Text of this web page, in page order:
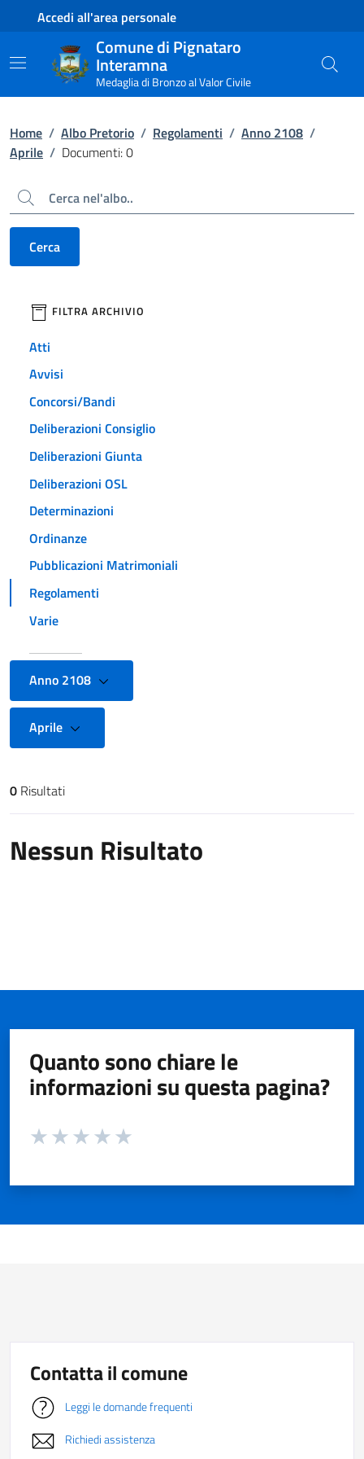
Contenuto principale
Piede di paginaAccedi all'area personale
Comune di Pignataro
Interamna
Medaglia di Bronzo al Valor Civile
Home / Albo Pretorio / Regolamenti / Anno 2108 /
Aprile / Documenti: 0
Cerca
Cerca
filtri da applicare
FILTRA ARCHIVIO
Atti
Avvisi
Concorsi/Bandi
Deliberazioni Consiglio
Deliberazioni Giunta
Deliberazioni OSL
Determinazioni
Ordinanze
Pubblicazioni Matrimoniali
Regolamenti
Varie
Anno 2108
Aprile
Risultati di ricerca
0 Risultati
Nessun Risultato
Quanto sono chiare le
informazioni su questa pagina?
Valuta da 1 a 5 stelle la pagina
Contatta il comune
Leggi le domande frequenti
Richiedi assistenza